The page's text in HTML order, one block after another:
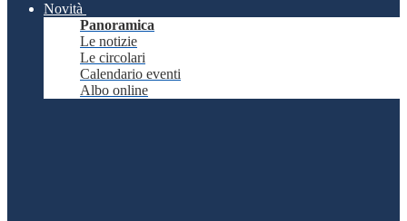
Novità
Panoramica
Le notizie
Le circolari
Calendario eventi
Albo online